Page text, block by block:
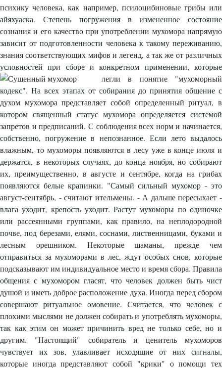
психику человека, как например, псилоцибиновые грибы или
айяхуаска. Степень погружения в измененное состояние
сознания и его качество при употреблении мухомора напрямую
зависит от подготовленности человека к такому переживанию,
знания соответствующих мифов и легенд, а так же от различных
условностей при сборе и конкретном применении, которые
легли в понятие "мухоморный
кодекс". На всех этапах от собирания до принятия общение с
духом мухомора представляет собой определенный ритуал, в
котором священный статус мухомора определяется системой
запретов и предписаний. С соблюдения всех норм и начинается,
собственно, погружение в непознанное. Если лето выдалось
влажным, то мухоморы появляются в лесу уже в конце июля и
держатся, в некоторых случаях, до конца ноября, но собирают
их, преимущественно, в августе и сентябре, когда на грибах
появляются белые крапинки. "Самый сильный мухомор - это
август-сентябрь, - считают ительмены. - А дальше пересыхает -
влага уходит, крепость уходит. Растут мухоморы по одиночке
или рассеянными группами, как правило, на неплодородной
почве, под березами, елями, соснами, лиственницами, буками и
лесным орешником. Некоторые шаманы, прежде чем
отправиться за мухоморами в лес, ждут особых снов, которые
подсказывают им индивидуальное место и время сбора. Правила
общения с мухомором гласят, что человек должен быть чист
душой и иметь доброе расположение духа. Иногда перед сбором
совершают ритуальное омовение. Считается, что человек с
плохими мыслями не должен собирать и употреблять мухоморы,
так как этим он может причинить вред не только себе, но и
другим. "Настоящий" собиратель и ценитель мухоморов
чувствует их зов, улавливает исходящие от них сигналы,
которые иногда представляют собой "крики" о помощи тех